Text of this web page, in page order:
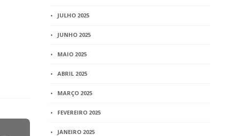
JULHO 2025
JUNHO 2025
MAIO 2025
ABRIL 2025
MARÇO 2025
FEVEREIRO 2025
JANEIRO 2025